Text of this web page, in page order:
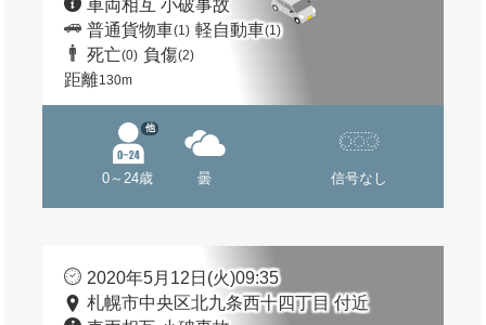
車両相互 小破事故
普通貨物車(1) 軽自動車(1)
死亡(0) 負傷(2)
距離130m
0～24歳
他
曇 信号なし
2020年5月12日(火)09:35
札幌市中央区北九条西十四丁目 付近